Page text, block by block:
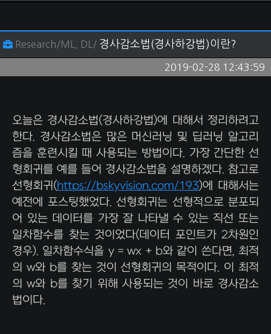
Research/ML, DL/ 경사감소법(경사하강법)이란?
2019-02-28 12:43:59
오늘은 경사감소법(경사하강법)에 대해서 정리하려고
한다. 경사감소법은 많은 머신러닝 및 딥러닝 알고리
즘을 훈련시킬 때 사용되는 방법이다. 가장 간단한 선
형회귀를 예를 들어 경사감소법을 설명하겠다. 참고로
선형회귀(https://bskyvision.com/193)에 대해서는
예전에 포스팅했었다. 선형회귀는 선형적으로 분포되
어 있는 데이터를 가장 잘 나타낼 수 있는 직선 또는
일차함수를 찾는 것이었다(데이터 포인트가 2차원인
경우). 일차함수식을 y = wx + b와 같이 쓴다면, 최적
의 w와 b를 찾는 것이 선형회귀의 목적이다. 이 최적
의 w와 b를 찾기 위해 사용되는 것이 바로 경사감소
법이다.